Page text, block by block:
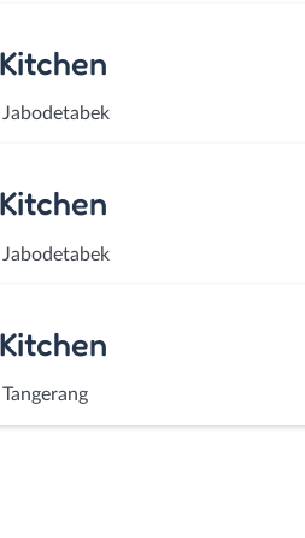
Jabodetabek
Jabodetabek
Tangerang